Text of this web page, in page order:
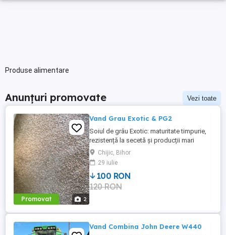
Produse alimentare
Anunțuri promovate Vezi toate
Promovat 2
Vand Grau Exotic & PG2
Soiul de grâu Exotic: maturitate timpurie,
rezistență la secetă și producții mari
Exotic este un soi de grau cu
productivitate si excelenta in panificatie.
Acesta prezinta si un continut excellent de
proteina (>12).
Chijic, Bihor
29 iulie
100 RON
120 RON
Vand Combina John Deere W440